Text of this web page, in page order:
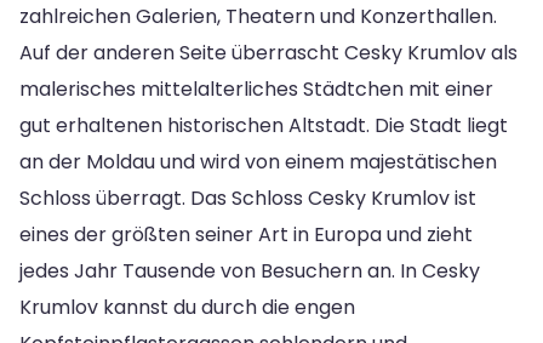
zahlreichen Galerien, Theatern und Konzerthallen.
Auf der anderen Seite überrascht Cesky Krumlov als
malerisches mittelalterliches Städtchen mit einer
gut erhaltenen historischen Altstadt. Die Stadt liegt
an der Moldau und wird von einem majestätischen
Schloss überragt. Das Schloss Cesky Krumlov ist
eines der größten seiner Art in Europa und zieht
jedes Jahr Tausende von Besuchern an. In Cesky
Krumlov kannst du durch die engen